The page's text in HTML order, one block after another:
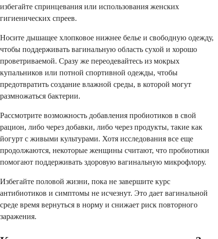
избегайте спринцевания или использования женских
гигиенических спреев.
Носите дышащее хлопковое нижнее белье и свободную одежду,
чтобы поддерживать вагинальную область сухой и хорошо
проветриваемой. Сразу же переодевайтесь из мокрых
купальников или потной спортивной одежды, чтобы
предотвратить создание влажной среды, в которой могут
размножаться бактерии.
Рассмотрите возможность добавления пробиотиков в свой
рацион, либо через добавки, либо через продукты, такие как
йогурт с живыми культурами. Хотя исследования все еще
продолжаются, некоторые женщины считают, что пробиотики
помогают поддерживать здоровую вагинальную микрофлору.
Избегайте половой жизни, пока не завершите курс
антибиотиков и симптомы не исчезнут. Это дает вагинальной
среде время вернуться в норму и снижает риск повторного
заражения.